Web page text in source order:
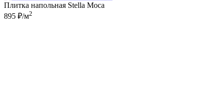
Плитка напольная Stella Moca
895 ₽/м2